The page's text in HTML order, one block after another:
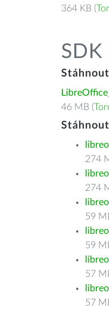
364 KB (
SDK
46 MB (
274
274
59
59
57
57